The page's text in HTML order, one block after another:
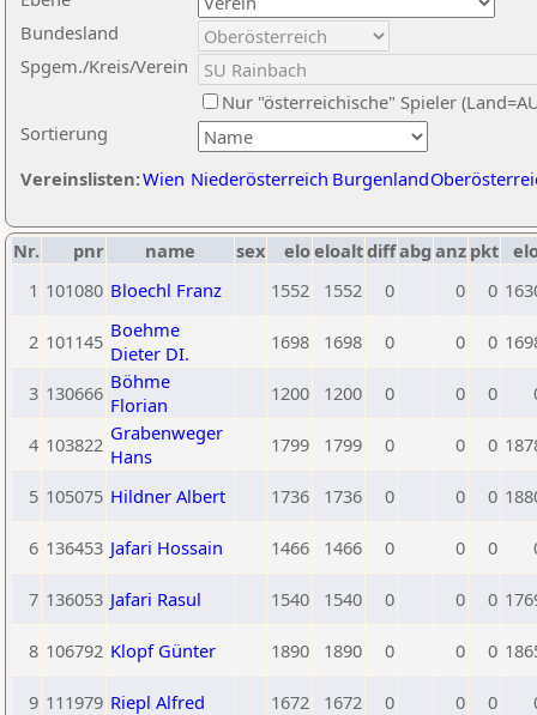
Sortierung
Bundesland
Spgem./Kreis/Verein
Nur "österreichische" Spieler
Vereinslisten:Wien Niederösterreich Burgenland
Nr. pnr name sex eloeloaltdiffabg anz pkt
1 101080 Bloechl Franz 1552 1552 0 0 0
2 101145 Boehme
Dieter DI.
1698 1698 0 0 0
3 130666 Böhme
Florian
1200 1200 0 0 0
4 103822 Grabenweger
Hans
1799 1799 0 0 0
5 105075 Hildner Albert 1736 1736 0 0 0
6 136453 Jafari Hossain 1466 1466 0 0 0
7 136053 Jafari Rasul 1540 1540 0 0 0
8 106792 Klopf Günter 1890 1890 0 0 0
9 111979 Riepl Alfred 1672 1672 0 0 0